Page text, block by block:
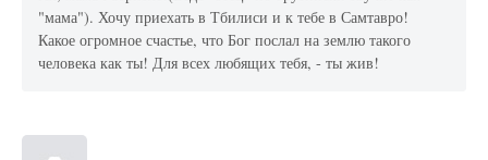
"мама"). Хочу приехать в Тбилиси и к тебе в Самтавро!
Какое огромное счастье, что Бог послал на землю такого
человека как ты! Для всех любящих тебя, - ты жив!